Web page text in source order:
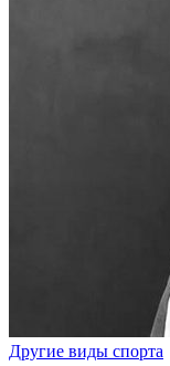
Другие виды спорта